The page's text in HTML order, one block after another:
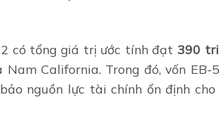
có tổng giá trị ước tính đạt 390
California. Trong đó, vốn EB-
nguồn lực tài chính ổn định